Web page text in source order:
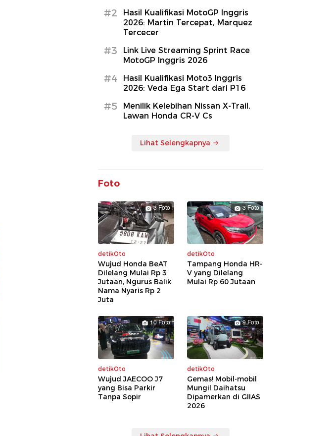
#2
Hasil Kualifikasi MotoGP Inggris
2026: Martin Tercepat, Marquez
Tercecer
#3
Link Live Streaming Sprint Race
MotoGP Inggris 2026
#4
Hasil Kualifikasi Moto3 Inggris
2026: Veda Ega Start dari P16
#5
Menilik Kelebihan Nissan X-Trail,
Lawan Honda CR-V Cs
Lihat Selengkapnya
Foto
3 Foto
detikOto
Wujud Honda BeAT
Dilelang Mulai Rp 3
Jutaan, Ngurus Balik
Nama Nyaris Rp 2
Juta
3 Foto
detikOto
Tampang Honda HR-
V yang Dilelang
Mulai Rp 60 Jutaan
10 Foto
detikOto
Wujud JAECOO J7
yang Bisa Parkir
Tanpa Sopir
9 Foto
detikOto
Gemas! Mobil-mobil
Mungil Daihatsu
Dipamerkan di GIIAS
2026